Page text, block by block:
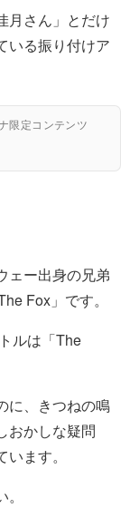
月さん」とだけ
いる振り付けア
限定コンテンツ
ェー出身の兄弟
Fox」です。
ルは「The
に、きつねの鳴
おかしな疑問
ます。